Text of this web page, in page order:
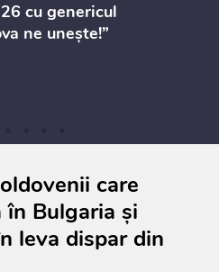
cu genericul
ne unește!”
care
în Bulgaria și
leva dispar din